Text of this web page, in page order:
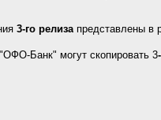
3-го релиза представлены в
Банк" могут скопировать 3